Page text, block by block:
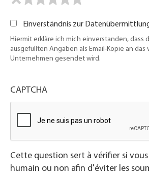
Einverständnis zur
Hiermit erkläre ich mich einverstanden, dass
ausgefüllten Angaben als Email-Kopie an das
Unternehmen gesendet wird.
CAPTCHA
Cette question sert à vérifier si
humain ou non afin d'éviter les